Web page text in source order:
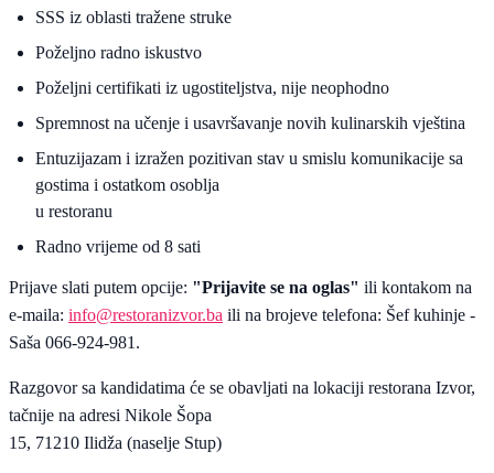
SSS iz oblasti tražene struke
Poželjno radno iskustvo
Poželjni certifikati iz ugostiteljstva, nije neophodno
Spremnost na učenje i usavršavanje novih kulinarskih vještina
Entuzijazam i izražen pozitivan stav u smislu komunikacije sa
gostima i ostatkom osoblja
u restoranu
Radno vrijeme od 8 sati
Prijave slati putem opcije: "Prijavite se na oglas" ili kontakom na
e-maila: info@restoranizvor.ba ili na brojeve telefona: Šef kuhinje -
Saša 066-924-981.
Razgovor sa kandidatima će se obavljati na lokaciji restorana Izvor,
tačnije na adresi Nikole Šopa
15, 71210 Ilidža (naselje Stup)